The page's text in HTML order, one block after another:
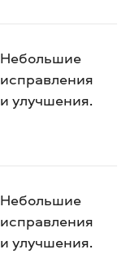
Небольшие
исправления
и улучшения.
Небольшие
исправления
и улучшения.